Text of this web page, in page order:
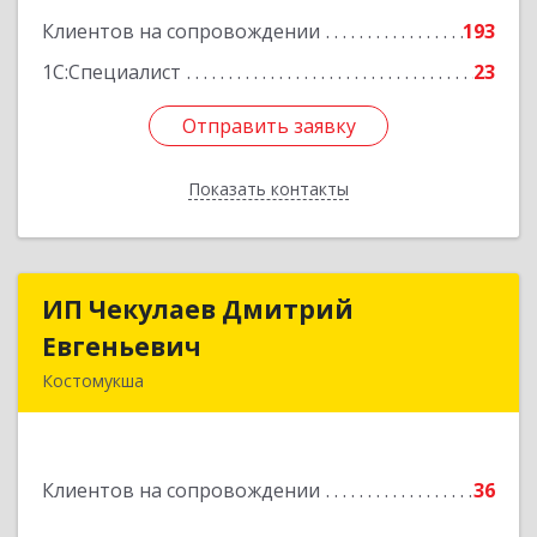
Клиентов на сопровождении
193
1С:Специалист
23
Отправить заявку
Показать контакты
Отправить заявку
Назад
ИП Чекулаев Дмитрий
Евгеньевич
Костомукша
Клиентов на сопровождении 36
ИП Чекулаев Дмитрий